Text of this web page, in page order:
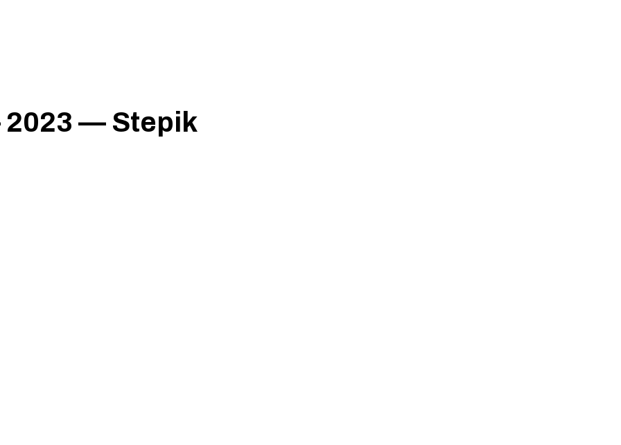
— Stepik